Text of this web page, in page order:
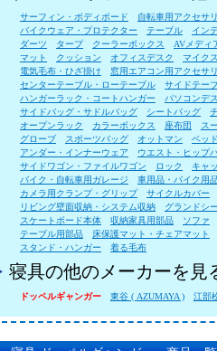
サーフィン・ボディボード
自転車用アクセサ
バイクウェア・プロテクター
テーブル
イン
ダーツ
タープ クーラーボックス
AVメディ
マット
クッション オフィスデスク
マイク
電気毛布・ひざ掛け
窓用エアコン用アクセサ
センターテーブル・ローテーブル
サイドテー
ハンガーラック・コートハンガー
パソコンデ
サイドバッグ・サドルバッグ
シートバッグ
オープンラック
カラーボックス 座布団
ス
グローブ
スポーツバッグ オットマン
ベッ
アンダー・インナーウェア
ウエスト・ヒップ
サイドワゴン・ファイルワゴン
ロック
キャ
バイク・自転車用ガレージ
車用品・バイク用
カメラ用クランプ・グリップ
サイクルカバー
リビング壁面収納・システム収納
グランドシ
スケートボード本体
収納家具用部品
ソファ
テーブル用部品
床保護マット・チェアマット
スタンド・ハンガー
着る毛布
寝具の他のメーカーを見
ドッペルギャンガー 東谷 ( AZUMAYA ) 江部